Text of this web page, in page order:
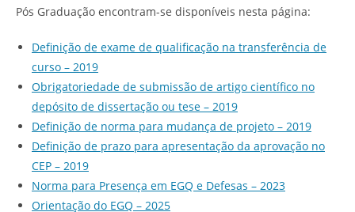
Pós Graduação encontram-se disponíveis nesta página:
Definição de exame de qualificação na transferência de
curso – 2019
Obrigatoriedade de submissão de artigo científico no
depósito de dissertação ou tese – 2019
Definição de norma para mudança de projeto – 2019
Definição de prazo para apresentação da aprovação no
CEP – 2019
Norma para Presença em EGQ e Defesas – 2023
Orientação do EGQ – 2025